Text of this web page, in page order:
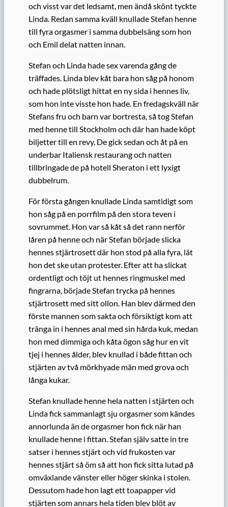
och visst var det ledsamt, men ändå skönt tyckte
Linda. Redan samma kväll knullade Stefan henne
till fyra orgasmer i samma dubbelsäng som hon
och Emil delat natten innan.
Stefan och Linda hade sex varenda gång de
träffades. Linda blev kåt bara hon såg på honom
och hade plötsligt hittat en ny sida i hennes liv,
som hon inte visste hon hade. En fredagskväll när
Stefans fru och barn var bortresta, så tog Stefan
med henne till Stockholm och där han hade köpt
biljetter till en revy. De gick sedan och åt på en
underbar Italiensk restaurang och natten
tillbringade de på hotell Sheraton i ett lyxigt
dubbelrum.
För första gången knullade Linda samtidigt som
hon såg på en porrfilm på den stora teven i
sovrummet. Hon var så kåt så det rann nerför
låren på henne och när Stefan började slicka
hennes stjärtrosett där hon stod på alla fyra, lät
hon det ske utan protester. Efter att ha slickat
ordentligt och töjt ut hennes ringmuskel med
fingrarna, började Stefan trycka på hennes
stjärtrosett med sitt ollon. Han blev därmed den
förste mannen som sakta och försiktigt kom att
tränga in i hennes anal med sin hårda kuk, medan
hon med dimmiga och kåta ögon såg hur en vit
tjej i hennes ålder, blev knullad i både fittan och
stjärten av två mörkhyade män med grova och
långa kukar.
Stefan knullade henne hela natten i stjärten och
Linda fick sammanlagt sju orgasmer som kändes
annorlunda än de orgasmer hon fick när han
knullade henne i fittan. Stefan själv satte in tre
satser i hennes stjärt och vid frukosten var
hennes stjärt så öm så att hon fick sitta lutad på
omväxlande vänster eller höger skinka i stolen.
Dessutom hade hon lagt ett toapapper vid
stjärten som annars hela tiden blev blöt av